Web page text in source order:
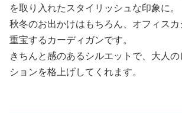
を取り入れたスタイリッシュな印象に。
秋冬のお出かけはもちろん、オフィス
重宝するカーディガンです。
きちんと感のあるシルエットで、大人
ションを格上げしてくれます。